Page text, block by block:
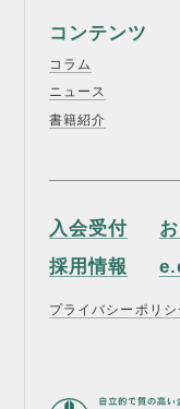
コンテンツ
コラム
ニュース
書籍紹介
入会受付
採用情報
プライバシーポリシ